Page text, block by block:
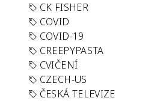
CK FISHER
COVID
COVID-19
CREEPYPASTA
CVIČENÍ
CZECH-US
ČESKÁ TELEVIZE